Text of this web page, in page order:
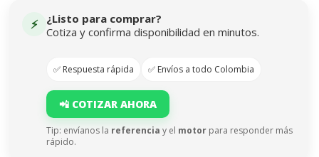
⚡
¿Listo para comprar?
Cotiza y confirma disponibilidad en minutos.
✅ Respuesta rápida ✅ Envíos a todo Colombia
📲 COTIZAR AHORA
Tip: envíanos la referencia y el motor para responder más
rápido.